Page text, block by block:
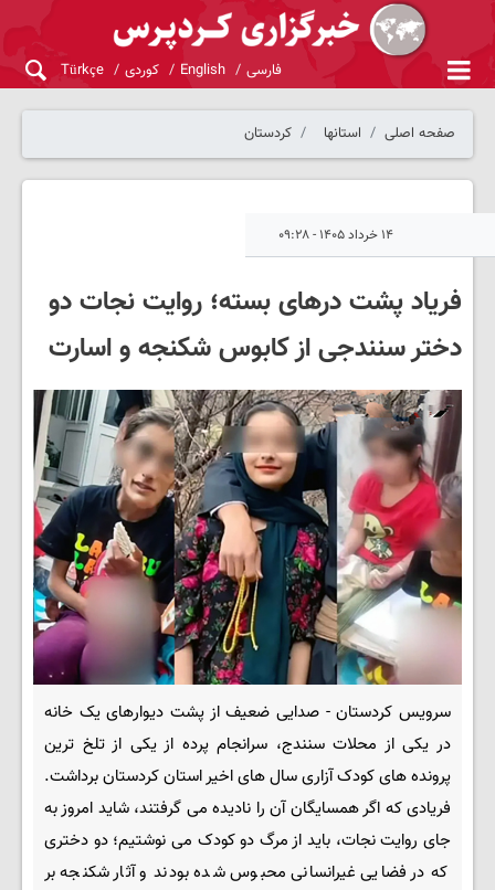
فارسی English کوردی Türkçe
صفحه اصلی استانها کردستان
۱۴ خرداد ۱۴۰۵ - ۰۹:۲۸
فریاد پشت درهای بسته؛ روایت نجات دو
دختر سنندجی از کابوس شکنجه و اسارت
سرویس کردستان - صدایی ضعیف از پشت دیوارهای یک خانه
در یکی از محلات سنندج، سرانجام پرده از یکی از تلخ ترین
پرونده های کودک آزاری سال های اخیر استان کردستان برداشت.
فریادی که اگر همسایگان آن را نادیده می گرفتند، شاید امروز به
جای روایت نجات، باید از مرگ دو کودک می نوشتیم؛ دو دختری
که در فضایی غیرانسانی محبوس شده بودند و آثار شکنجه بر